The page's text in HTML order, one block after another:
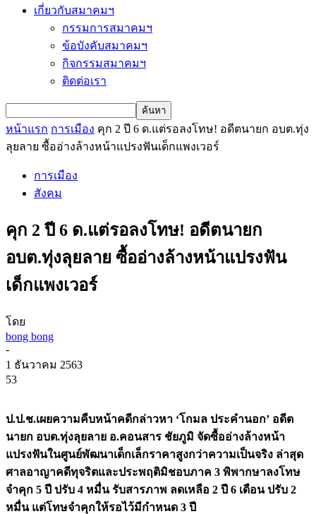
เกี่ยวกับสมาคมฯ
กรรมการสมาคมฯ
ข้อบังคับสมาคมฯ
กิจกรรมสมาคมฯ
ติดต่อเรา
หน้าแรก การเมือง คุก 2 ปี 6 ด.แต่รอลงโทษ! อดีตนายก อบต.ทุ่ง
ลุยลาย ซื้ออ่างล้างหน้าแปรงฟันเด็กแพงเวอร์
การเมือง
สังคม
คุก 2 ปี 6 ด.แต่รอลงโทษ! อดีตนายก
อบต.ทุ่งลุยลาย ซื้ออ่างล้างหน้าแปรงฟัน
เด็กแพงเวอร์
โดย
bong bong
-
1 ธันวาคม 2563
53
ป.ป.ช.เผยความคืบหน้าคดีกล่าวหา ‘โกมล ประคำนอก’ อดีต
นายก อบต.ทุ่งลุยลาย อ.คอนสาร ชัยภูมิ จัดซื้ออ่างล้างหน้า
แปรงฟันในศูนย์พัฒนาเด็กเล็กราคาสูงกว่าความเป็นจริง ล่าสุด
ศาลอาญาคดีทุจริตและประพฤติมิชอบภาค 3 พิพากษาลงโทษ
จำคุก 5 ปี ปรับ 4 หมื่น รับสารภาพ ลดเหลือ 2 ปี 6 เดือน ปรับ 2
หมื่น แต่โทษจำคุกให้รอไว้มีกำหนด 3 ปี